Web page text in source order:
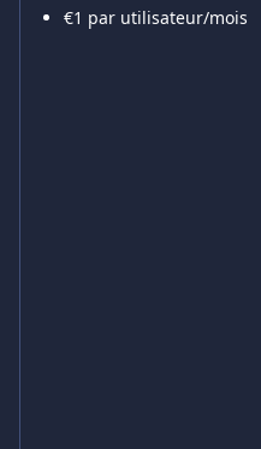
€1 par utilisateur/mois